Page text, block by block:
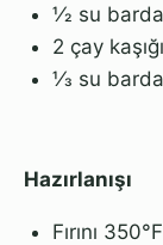
1⁄2 su
2 çay
1⁄3 su
Hazırlanışı
Fırını